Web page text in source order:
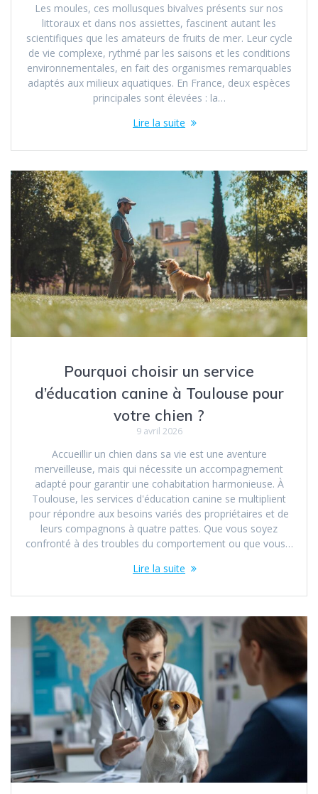
Les moules, ces mollusques bivalves présents sur nos
littoraux et dans nos assiettes, fascinent autant les
scientifiques que les amateurs de fruits de mer. Leur cycle
de vie complexe, rythmé par les saisons et les conditions
environnementales, en fait des organismes remarquables
adaptés aux milieux aquatiques. En France, deux espèces
principales sont élevées : la…
Lire la suite
Pourquoi choisir un service
d’éducation canine à Toulouse pour
votre chien ?
9 avril 2026
Accueillir un chien dans sa vie est une aventure
merveilleuse, mais qui nécessite un accompagnement
adapté pour garantir une cohabitation harmonieuse. À
Toulouse, les services d'éducation canine se multiplient
pour répondre aux besoins variés des propriétaires et de
leurs compagnons à quatre pattes. Que vous soyez
confronté à des troubles du comportement ou que vous…
Lire la suite